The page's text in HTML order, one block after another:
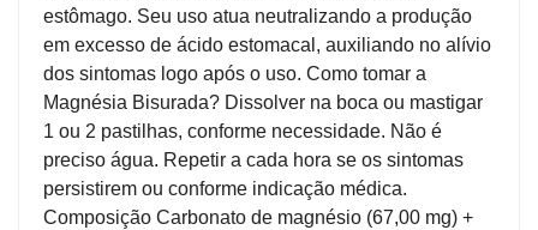
Higiene
Saúde
Bem-
Estar
Aparelhos
estômago. Seu uso atua neutralizando a produção
em excesso de ácido estomacal, auxiliando no alívio
dos sintomas logo após o uso. Como tomar a
Magnésia Bisurada? Dissolver na boca ou mastigar
1 ou 2 pastilhas, conforme necessidade. Não é
preciso água. Repetir a cada hora se os sintomas
persistirem ou conforme indicação médica.
Composição Carbonato de magnésio (67,00 mg) +